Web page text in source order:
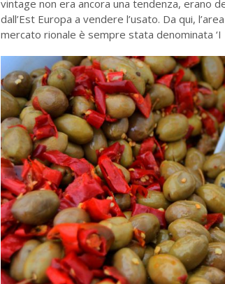
vintage non era ancora una tendenza, erano
dall’Est Europa a vendere l’usato. Da qui,
mercato rionale è sempre stata denominata ‘I